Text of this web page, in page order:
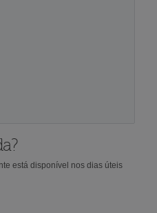
está disponível nos dias úteis